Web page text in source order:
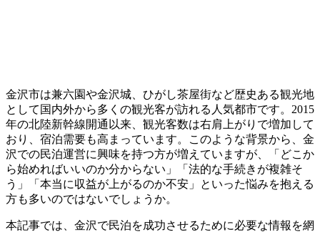
金沢市は兼六園や金沢城、ひがし茶屋街など歴史ある観光地
として国内外から多くの観光客が訪れる人気都市です。2015
年の北陸新幹線開通以来、観光客数は右肩上がりで増加して
おり、宿泊需要も高まっています。このような背景から、金
沢での民泊運営に興味を持つ方が増えていますが、「どこか
ら始めればいいのか分からない」「法的な手続きが複雑そ
う」「本当に収益が上がるのか不安」といった悩みを抱える
方も多いのではないでしょうか。
本記事では、金沢で民泊を成功させるために必要な情報を網